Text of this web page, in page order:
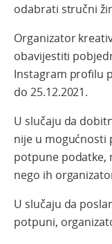
odabrati stručni
Organizator
obavijestiti
Instagram profilu
do 25.12.2021.
U slučaju da
nije u mogućnosti
potpune podatke,
nego ih
U slučaju da
potpuni,